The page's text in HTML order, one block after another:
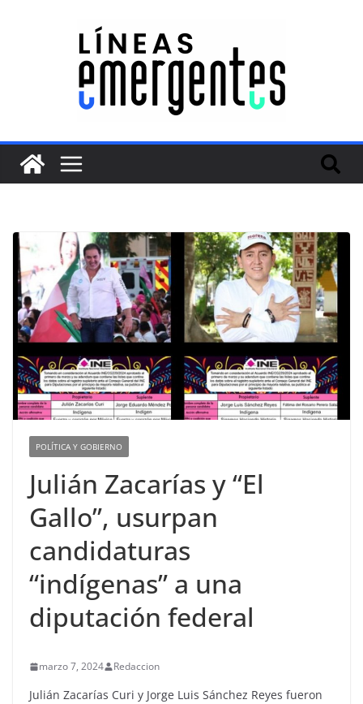
POLÍTICA Y GOBIERNO
Julián Zacarías y “El
Gallo”, usurpan
candidaturas
“indígenas” a una
diputación federal
marzo 7, 2024 Redaccion
Julián Zacarías Curi y Jorge Luis Sánchez Reyes fueron